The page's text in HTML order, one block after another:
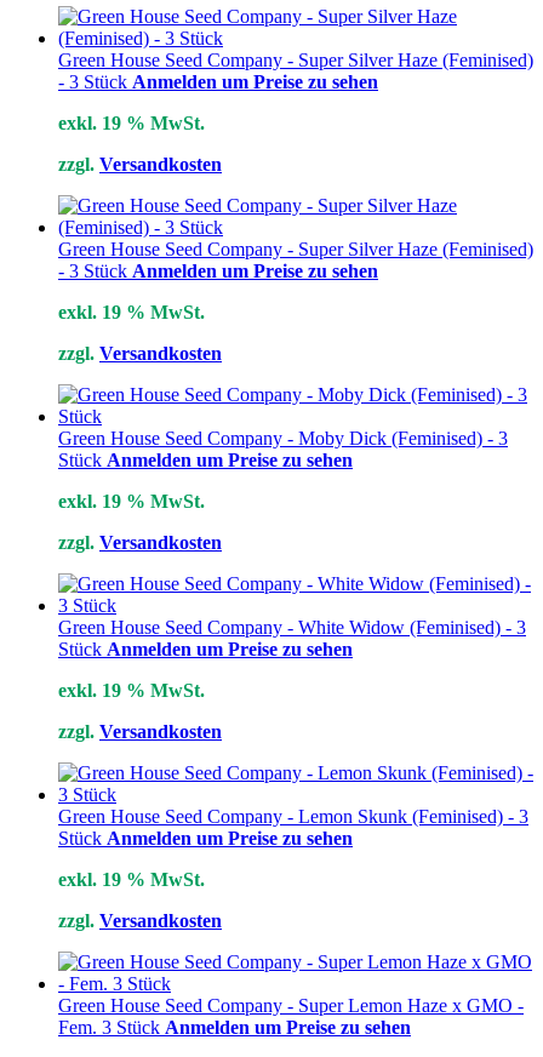
Green House Seed Company - Super Silver Haze (Feminised)
- 3 Stück Anmelden um Preise zu sehen
exkl. 19 % MwSt.
zzgl. Versandkosten
Green House Seed Company - Super Silver Haze (Feminised)
- 3 Stück Anmelden um Preise zu sehen
exkl. 19 % MwSt.
zzgl. Versandkosten
Green House Seed Company - Moby Dick (Feminised) - 3
Stück Anmelden um Preise zu sehen
exkl. 19 % MwSt.
zzgl. Versandkosten
Green House Seed Company - White Widow (Feminised) - 3
Stück Anmelden um Preise zu sehen
exkl. 19 % MwSt.
zzgl. Versandkosten
Green House Seed Company - Lemon Skunk (Feminised) - 3
Stück Anmelden um Preise zu sehen
exkl. 19 % MwSt.
zzgl. Versandkosten
Green House Seed Company - Super Lemon Haze x GMO -
Fem. 3 Stück Anmelden um Preise zu sehen